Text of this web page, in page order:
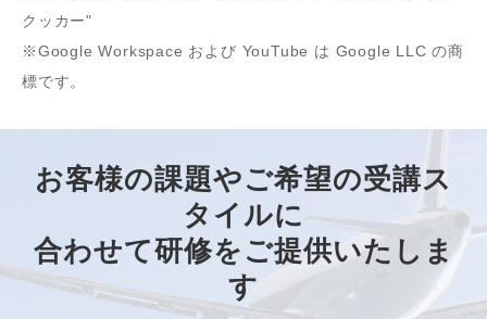
クッカー"
※Google Workspace および YouTube は Google LLC の商
標です。
お客様の課題やご希望の受講ス
タイルに
合わせて研修をご提供いたしま
す